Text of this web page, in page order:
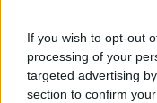
If you wish to opt-out
processing of your
targeted advertising
section to confirm